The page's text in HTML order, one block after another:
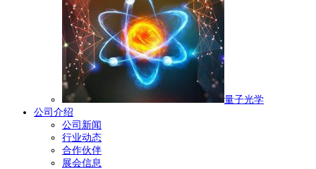
量子光学
公司介绍
公司新闻
行业动态
合作伙伴
展会信息